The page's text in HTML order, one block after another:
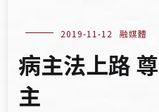
2019-11-12 融媒體
病主法上路
主